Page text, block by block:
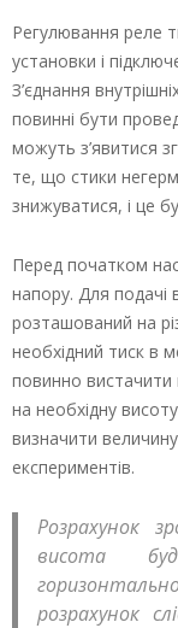
Регулювання реле
установки і
З’єднання
повинні бути
можуть з’явитися
те, що стики
знижуватися, і це
Перед початком
напору. Для подачі
розташований на
необхідний тиск в
повинно
на необхідну
визначити
експериментів.
Розрахунок
висота
розрахунок